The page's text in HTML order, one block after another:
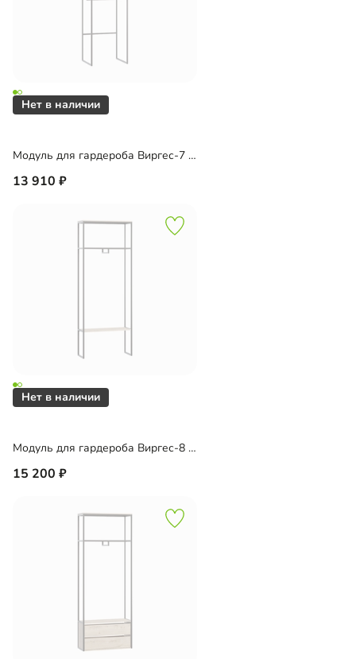
Модуль для гардероба Виргес-7 Блэк
13 910
Модуль для гардероба Виргес-8 Блэк
15 200